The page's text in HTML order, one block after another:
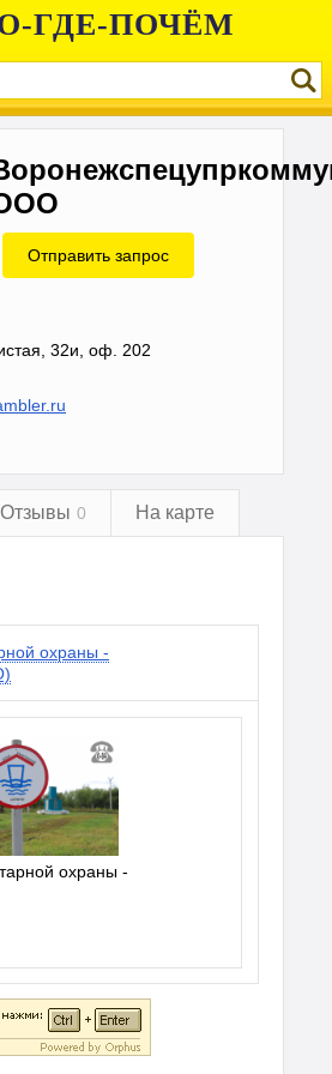
ГДЕ-ПОЧЁМ
Отправить запрос
32и, оф. 202
Отзывы 0 На карте
охраны -
охраны -